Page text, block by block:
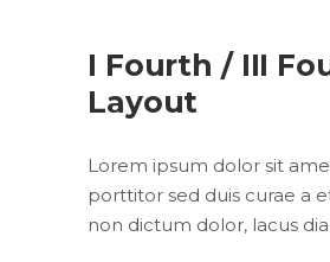
I Fourth / III
Layout
Lorem ipsum dolor sit
porttitor sed duis curae a
non dictum dolor, lacus